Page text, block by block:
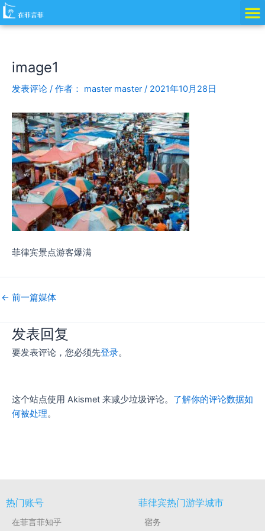
跳
至
image1
发表评论 / 作者： master master / 2021年10月28日
菲律宾景点游客爆满
Post
navigation
← 前一篇媒体
发表回复
要发表评论，您必须先登录。
这个站点使用 Akismet 来减少垃圾评论。 了解你的评论数据如
何被处理。
热门账号
在菲言菲知乎
菲律宾热门游学城市
宿务